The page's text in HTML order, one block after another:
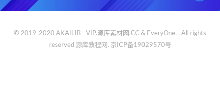
© 2019-2020 AKAILIB - VIP.源库素材网.CC & EveryOne. . All rights
reserved 源库教程网. 京ICP备19029570号